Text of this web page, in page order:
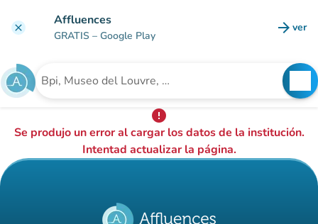
clear Affluences
GRATIS – Google Play arrow_forward ver
Buscar un establecimiento
error
Se produjo un error al cargar los datos de la institución.
Intentad actualizar la página.